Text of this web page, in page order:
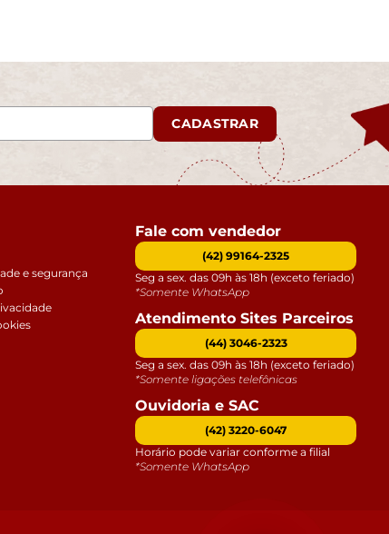
CADASTRAR
e segurança
Fale com vendedor
(42) 99164-2325
Seg a sex. das 09h às 18h (exceto feriado)
*Somente WhatsApp
Atendimento Sites Parceiros
(44) 3046-2323
Seg a sex. das 09h às 18h (exceto feriado)
*Somente ligações telefônicas
Ouvidoria e SAC
(42) 3220-6047
Horário pode variar conforme a filial
*Somente WhatsApp